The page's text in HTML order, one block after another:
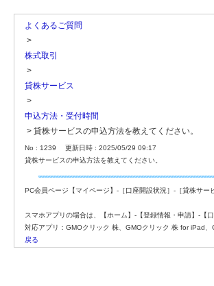
よくあるご質問
>
株式取引
>
貸株サービス
>
申込方法・受付時間
> 貸株サービスの申込方法を教えてください。
No : 1239
更新日時 : 2025/05/29 09:17
貸株サービスの申込方法を教えてください。
PC会員ページ【マイページ】-［口座開設状況］-［貸株サー
スマホアプリの場合は、【ホーム】-【登録情報・申請】-【
対応アプリ：GMOクリック 株、GMOクリック 株 for iPad
戻る